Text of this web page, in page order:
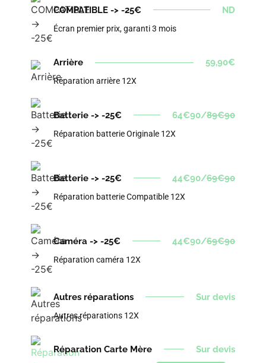
COMPATIBLE -> -25€ ND
Écran premier prix, garanti 3 mois
Arrière 59,90€
Réparation arrière 12X
Batterie -> -25€ 64€90/89€90
Réparation batterie Originale 12X
Batterie -> -25€ 44€90/69€90
Réparation batterie Compatible 12X
Caméra -> -25€ 44€90/69€90
Réparation caméra 12X
Autres réparations Sur devis
Autres réparations 12X
Réparation Carte Mère Sur devis